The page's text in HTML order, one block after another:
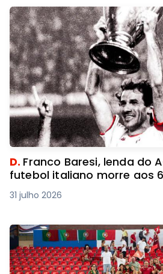
D. Franco Baresi, lenda do
futebol italiano morre aos
31 julho 2026